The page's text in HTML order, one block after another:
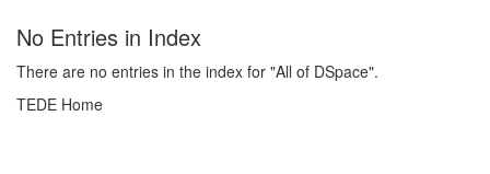
No Entries in Index
There are no entries in the index for "All of DSpace".
TEDE Home